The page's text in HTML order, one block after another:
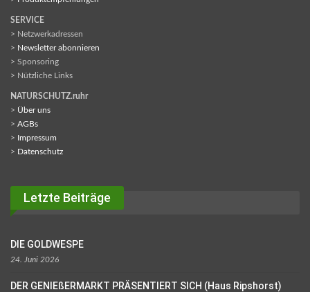
SERVICE
> Netzwerkadressen
> Newsletter abonnieren
> Sponsoring
> Nützliche Links
NATURSCHUTZ.ruhr
> Über uns
> AGBs
> Impressum
> Datenschutz
Letzte Beiträge
DIE GOLDWESPE
24. Juni 2026
DER GENIEßERMARKT PRÄSENTIERT SICH (Haus Ripshorst)